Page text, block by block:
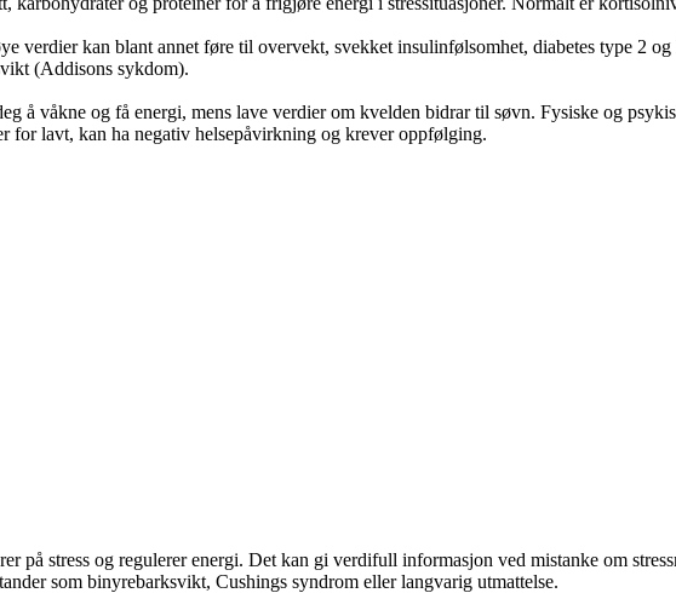
verdier kan blant annet føre til overvekt, svekket insulinfølsomhet, diabetes type 2
(Addisons sykdom).
å våkne og få energi, mens lave verdier om kvelden bidrar til søvn. Fysiske og
for lavt, kan ha negativ helsepåvirkning og krever oppfølging.
på stress og regulerer energi. Det kan gi verdifull informasjon ved mistanke om
som binyrebarksvikt, Cushings syndrom eller langvarig utmattelse.